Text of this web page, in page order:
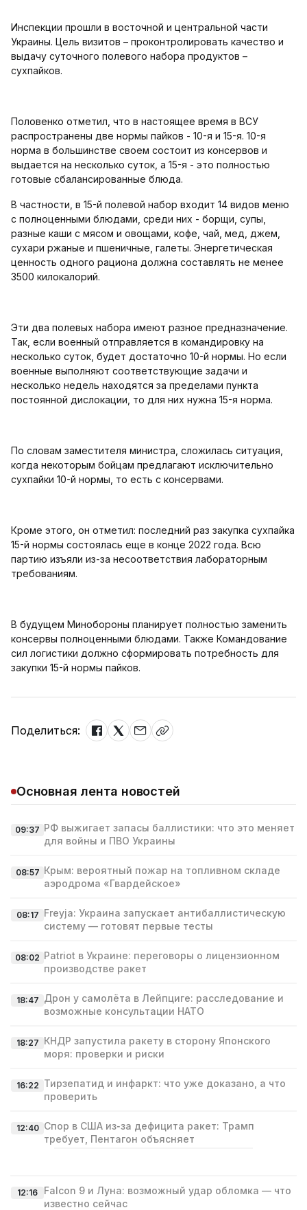
Инспекции прошли в восточной и центральной части
Украины. Цель визитов – проконтролировать качество и
выдачу суточного полевого набора продуктов –
сухпайков.
Половенко отметил, что в настоящее время в ВСУ
распространены две нормы пайков - 10-я и 15-я. 10-я
норма в большинстве своем состоит из консервов и
выдается на несколько суток, а 15-я - это полностью
готовые сбалансированные блюда.
В частности, в 15-й полевой набор входит 14 видов меню
с полноценными блюдами, среди них - борщи, супы,
разные каши с мясом и овощами, кофе, чай, мед, джем,
сухари ржаные и пшеничные, галеты. Энергетическая
ценность одного рациона должна составлять не менее
3500 килокалорий.
Эти два полевых набора имеют разное предназначение.
Так, если военный отправляется в командировку на
несколько суток, будет достаточно 10-й нормы. Но если
военные выполняют соответствующие задачи и
несколько недель находятся за пределами пункта
постоянной дислокации, то для них нужна 15-я норма.
По словам заместителя министра, сложилась ситуация,
когда некоторым бойцам предлагают исключительно
сухпайки 10-й нормы, то есть с консервами.
Кроме этого, он отметил: последний раз закупка сухпайка
15-й нормы состоялась еще в конце 2022 года. Всю
партию изъяли из-за несоответствия лабораторным
требованиям.
В будущем Минобороны планирует полностью заменить
консервы полноценными блюдами. Также Командование
сил логистики должно сформировать потребность для
закупки 15-й нормы пайков.
Поделиться:
Основная лента новостей
09:37 РФ выжигает запасы баллистики: что это меняет
для войны и ПВО Украины
08:57 Крым: вероятный пожар на топливном складе
аэродрома «Гвардейское»
08:17 Freyja: Украина запускает антибаллистическую
систему — готовят первые тесты
08:02 Patriot в Украине: переговоры о лицензионном
производстве ракет
18:47 Дрон у самолёта в Лейпциге: расследование и
возможные консультации НАТО
18:27 КНДР запустила ракету в сторону Японского
моря: проверки и риски
16:22 Тирзепатид и инфаркт: что уже доказано, а что
проверить
12:40 Спор в США из‑за дефицита ракет: Трамп
требует, Пентагон объясняет
12:16
Falcon 9 и Луна: возможный удар обломка — что
известно сейчас